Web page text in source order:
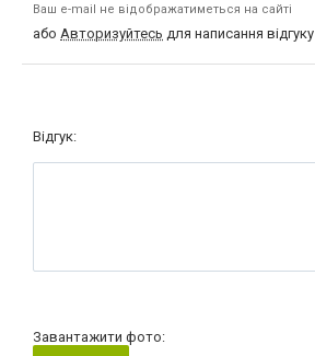
Ваш e-mail не відображатиметься на сайті
або Авторизуйтесь для написання відгуку
Відгук:
Завантажити фото: